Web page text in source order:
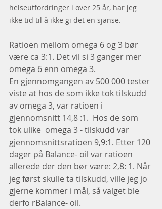
helseutfordringer i over 25 år, har jeg
ikke tid til å ikke gi det en sjanse.
Ratioen mellom omega 6 og 3 bør
være ca 3:1. Det vil si 3 ganger mer
omega 6 enn omega 3.
En gjennomgangen av 500 000 tester
viste at hos de som ikke tok tilskudd
av omega 3, var ratioen i
gjennomsnitt 14,8 :1.  Hos de som
tok ulike  omega 3 - tilskudd var
gjennomsnittsratioen 9,9:1. Etter 120
dager på Balance- oil var ratioen
allerede der den bør være: 2,8: 1. Når
jeg først skulle ta tilskudd, ville jeg jo
gjerne kommer i mål, så valget ble
derfo rBalance- oil.